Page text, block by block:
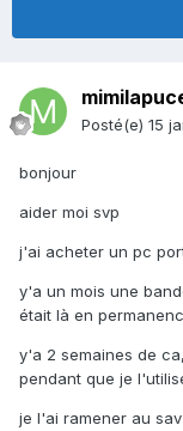
Posté(e) 15
bonjour
aider moi svp
j'ai acheter un pc
y'a un mois une
était là en
y'a 2 semaines de
pendant que je
je l'ai ramener au